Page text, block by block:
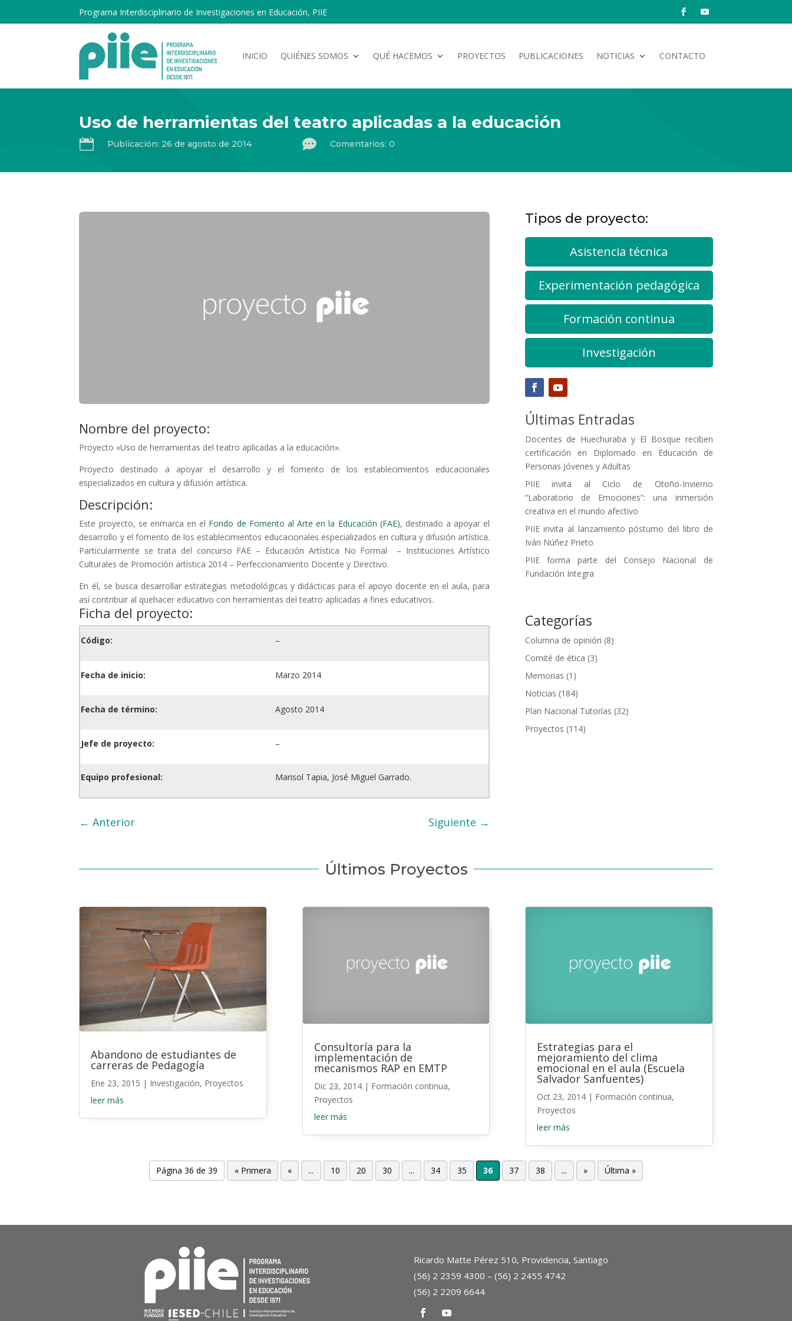
Programa Interdisciplinario de Investigaciones en Educación, PIIE
INICIO QUIÉNES SOMOS QUÉ HACEMOS PROYECTOS PUBLICACIONES NOTICIAS CONTACTO
Uso de herramientas del teatro aplicadas a la educación
 Publicación: 26 de agosto de 2014  Comentarios: 0
Nombre del proyecto:
Proyecto «Uso de herramientas del teatro aplicadas a la educación».
Proyecto destinado a apoyar el desarrollo y el fomento de los establecimientos educacionales
especializados en cultura y difusión artística.
Descripción:
Este proyecto, se enmarca en el Fondo de Fomento al Arte en la Educación (FAE), destinado a apoyar el
desarrollo y el fomento de los establecimientos educacionales especializados en cultura y difusión artística.
Particularmente se trata del concurso FAE – Educación Artística No Formal – Instituciones Artístico
Culturales de Promoción artística 2014 – Perfeccionamiento Docente y Directivo.
En él, se busca desarrollar estrategias metodológicas y didácticas para el apoyo docente en el aula, para
así contribuir al quehacer educativo con herramientas del teatro aplicadas a fines educativos.
Ficha del proyecto:
Código: –
Fecha de inicio: Marzo 2014
Fecha de término: Agosto 2014
Jefe de proyecto: –
Equipo profesional: Marisol Tapia, José Miguel Garrado.
←Anterior Siguiente →
Tipos de proyecto:
Asistencia técnica
Experimentación pedagógica
Formación continua
Investigación
Últimas Entradas
Docentes de Huechuraba y El Bosque reciben
certificación en Diplomado en Educación de
Personas Jóvenes y Adultas
PIIE invita al Ciclo de Otoño-Invierno
“Laboratorio de Emociones”: una inmersión
creativa en el mundo afectivo
PIIE invita al lanzamiento póstumo del libro de
Iván Núñez Prieto
PIIE forma parte del Consejo Nacional de
Fundación Integra
Categorías
Columna de opinión (8)
Comité de ética (3)
Memorias (1)
Noticias (184)
Plan Nacional Tutorías (32)
Proyectos (114)
Últimos Proyectos
Abandono de estudiantes de
carreras de Pedagogía
Ene 23, 2015 | Investigación, Proyectos
leer más
Consultoría para la
implementación de
mecanismos RAP en EMTP
Dic 23, 2014| Formación continua,
Proyectos
leer más
Estrategias para el
mejoramiento del clima
emocional en el aula (Escuela
Salvador Sanfuentes)
Oct 23, 2014| Formación continua,
Proyectos
leer más
Página 36 de 39 « Primera « ... 10 20 30 ... 34 35 36 37 38 ... » Última »
Ricardo Matte Pérez 510, Providencia, Santiago
(56) 2 2359 4300 – (56) 2 2455 4742
(56) 2 2209 6644